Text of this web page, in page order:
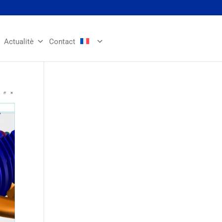
Actualitè Contact